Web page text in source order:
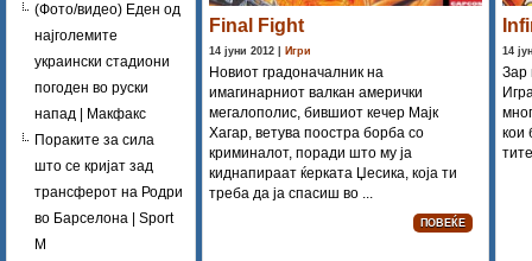
(Фото/видео) Еден од
најголемите
украински стадиони
погоден во руски
напад | Макфакс
Пораките за сила
што се кријат зад
трансферот на Родри
во Барселона | Sport
M
Final Fight
14 јуни 2012 | Игри
Новиот градоначалник на
имагинарниот валкан амерички
мегалополис, бившиот кечер Мајк
Хагар, ветува поостра борба со
криминалот, поради што му ја
киднапираат ќерката Џесика, која ти
треба да ја спасиш во ...
ПОВЕЌЕ
14
Зар
кои